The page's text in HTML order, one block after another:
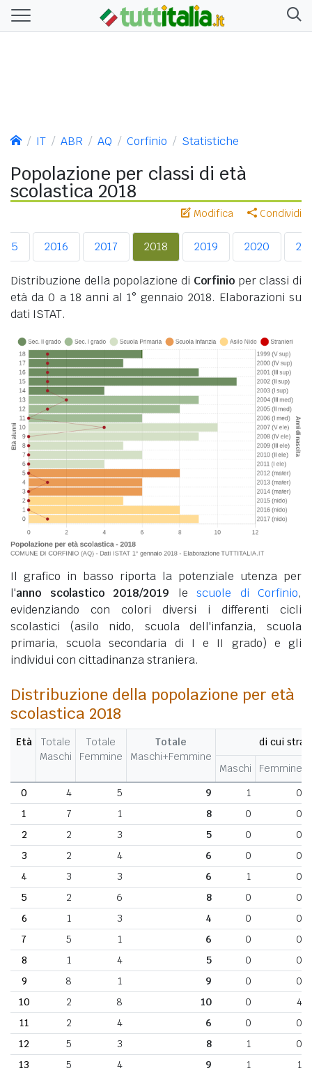
IT ABR AQ Corfinio Statistiche
Popolazione per classi di età
scolastica 2018
Modifica Condividi
2016 2017 2018 2019 2020
Distribuzione della popolazione di Corfinioper classi di
età da 0 a 18 anni al 1° gennaio 2018. Elaborazioni su
dati ISTAT.
Il grafico in basso riporta la potenziale utenza per
l'anno scolastico 2018/2019 le scuole di Corfinio,
evidenziando con colori diversi i differenti cicli
scolastici (asilo nido, scuola dell'infanzia, scuola
primaria, scuola secondaria di I e II grado) e gli
individui con cittadinanza straniera.
Distribuzione della popolazione per età
scolastica 2018
Età
Totale
Maschi
Totale
Femmine
Totale
Maschi+Femmine
di cui
Maschi Femmine
0
4 5 9 1
0
1
7 1 8 0
0
2
2 3 5 0
0
3
2 4 6 0
0
4
3 3 6 1
0
5
2 6 8 0
0
6
1 3 4 0
0
7
5 1 6 0
0
8
1 4 5 0
0
9
8 1 9 0
0
10
2 8 10 0
4
11
2 4 6 0
0
12
5 3 8 1
0
13
5 4 9 1
1